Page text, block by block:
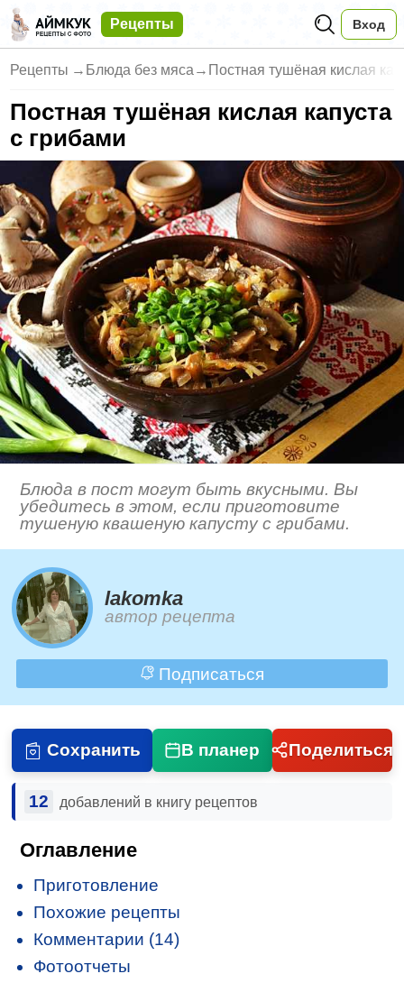
Рецепты Вход
Рецепты → Блюда без мяса → Постная тушёная кислая
Постная тушёная кислая капуста
с грибами
Блюда в пост могут быть вкусными. Вы
убедитесь в этом, если приготовите
тушеную квашеную капусту с грибами.
lakomka
автор рецепта
Подписаться
Сохранить В планер Поделиться
12 добавлений в книгу рецептов
Оглавление
Приготовление
Похожие рецепты
Комментарии (14)
Фотоотчеты